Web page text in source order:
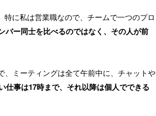
に私は営業職なので、チームで一つのプロ
バー同士を比べるのではなく、その人が前
、ミーティングは全て午前中に、チャットや
仕事は17時まで、それ以降は個人でできる